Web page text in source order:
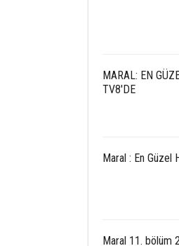
MARAL: EN
TV8'DE
Maral : En Güzel
Maral 11. bölüm